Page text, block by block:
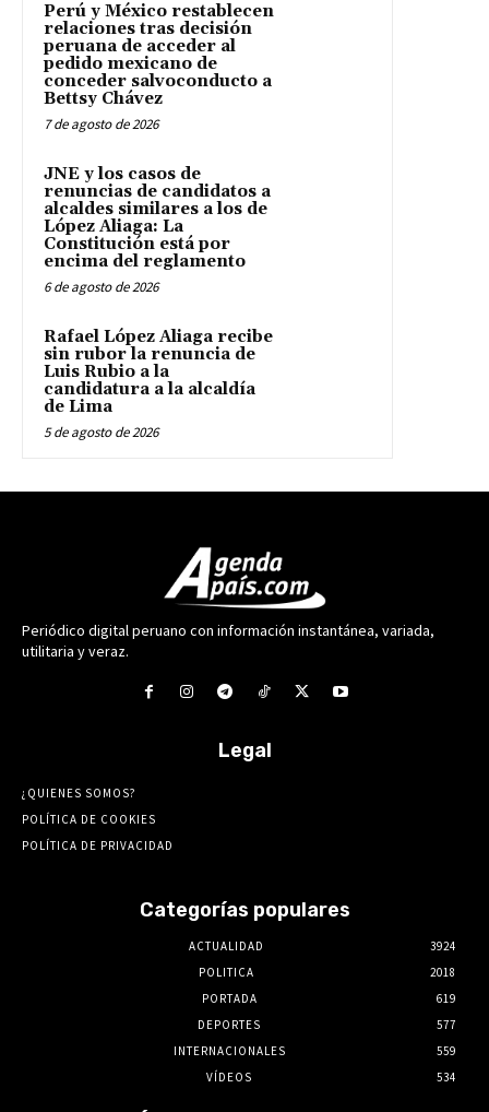
Perú y México restablecen
relaciones tras decisión
peruana de acceder al
pedido mexicano de
conceder salvoconducto a
Bettsy Chávez
7 de agosto de 2026
JNE y los casos de
renuncias de candidatos a
alcaldes similares a los de
López Aliaga: La
Constitución está por
encima del reglamento
6 de agosto de 2026
Rafael López Aliaga recibe
sin rubor la renuncia de
Luis Rubio a la
candidatura a la alcaldía
de Lima
5 de agosto de 2026
Periódico digital peruano con información instantánea, variada,
utilitaria y veraz.
Legal
¿QUIENES SOMOS?
POLÍTICA DE COOKIES
POLÍTICA DE PRIVACIDAD
Categorías populares
ACTUALIDAD
3924
POLITICA
2018
PORTADA
619
DEPORTES
577
INTERNACIONALES
559
VÍDEOS
534